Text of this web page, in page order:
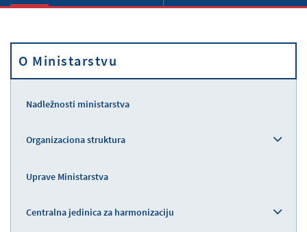
Aktivnosti
Propisi
O Ministarstvu
Nadležnosti ministarstva
Organizaciona struktura
Uprave Ministarstva
Centralna jedinica za harmonizaciju